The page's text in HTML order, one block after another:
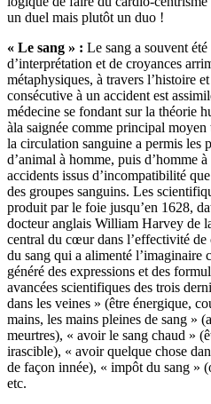
un duel mais plutôt un duo !
« Le sang » : Le sang a souvent
d’interprétation et de croyances
métaphysiques, à travers l’histoire
consécutive à un accident est
médecine se fondant sur la théorie
àla saignée comme principal
la circulation sanguine a permis les
d’animal à homme, puis d’homme
accidents issus d’incompatibilité
des groupes sanguins. Les
produit par le foie jusqu’en 1628,
docteur anglais William Harvey de
central du cœur dans l’effectivité
du sang qui a alimenté l’imaginaire
généré des expressions et des
avancées scientifiques des trois
dans les veines » (être énergique,
mains, les mains pleines de sang »
meurtres), « avoir le sang chaud »
irascible), « avoir quelque chose
de façon innée), « impôt du sang »
etc.